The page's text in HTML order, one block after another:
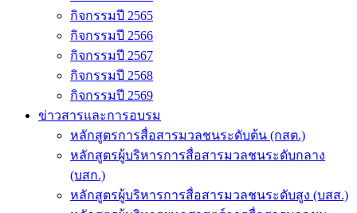
กิจกรรมปี 2565
กิจกรรมปี 2566
กิจกรรมปี 2567
กิจกรรมปี 2568
กิจกรรมปี 2569
ข่าวสารและการอบรม
หลักสูตรการสื่อสารมวลชนระดับต้น (กสต.)
หลักสูตรผู้บริหารการสื่อสารมวลชนระดับกลาง
(บสก.)
หลักสูตรผู้บริหารการสื่อสารมวลชนระดับสูง (บสส.)